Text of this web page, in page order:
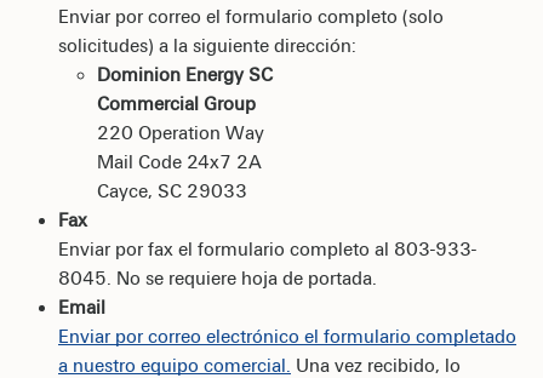
Enviar por correo el formulario completo (solo
solicitudes) a la siguiente dirección:
Dominion Energy SC
Commercial Group
220 Operation Way
Mail Code 24x7 2A
Cayce, SC 29033
Fax
Enviar por fax el formulario completo al 803-933-
8045. No se requiere hoja de portada.
Email
Enviar por correo electrónico el formulario completado
a nuestro equipo comercial. Una vez recibido, lo